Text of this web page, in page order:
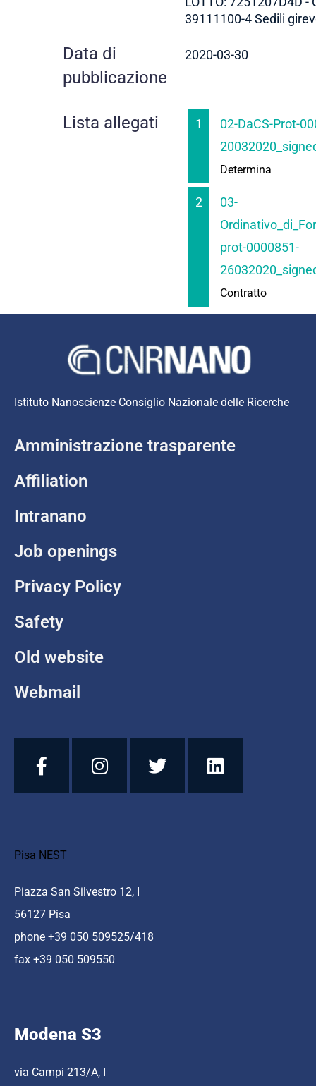
39111100-4 Sedili
Data di
pubblicazione
2020-03-30
Lista allegati 1
02-DaCS-Prot-
Determina
2
03-
prot-0000851-
Contratto
Istituto Nanoscienze Consiglio Nazionale delle Ricerche
Amministrazione trasparente
Affiliation
Intranano
Job openings
Privacy Policy
Safety
Old website
Webmail
Pisa NEST
Piazza San Silvestro 12, I
56127 Pisa
phone +39 050 509525/418
fax +39 050 509550
Modena S3
via Campi 213/A, I